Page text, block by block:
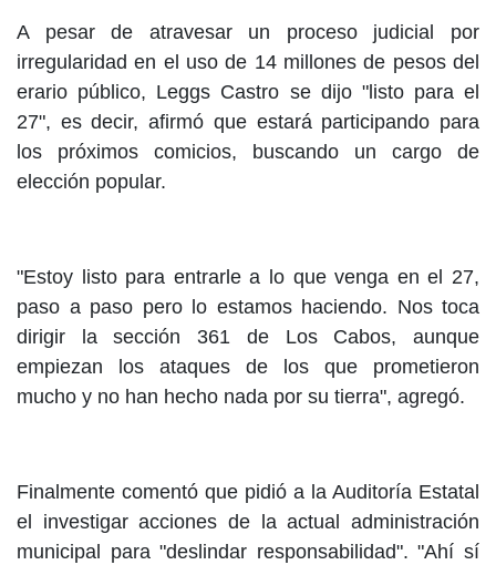
A pesar de atravesar un proceso judicial por
irregularidad en el uso de 14 millones de pesos del
erario público, Leggs Castro se dijo "listo para el
27", es decir, afirmó que estará participando para
los próximos comicios, buscando un cargo de
elección popular.
"Estoy listo para entrarle a lo que venga en el 27,
paso a paso pero lo estamos haciendo. Nos toca
dirigir la sección 361 de Los Cabos, aunque
empiezan los ataques de los que prometieron
mucho y no han hecho nada por su tierra", agregó.
Finalmente comentó que pidió a la Auditoría Estatal
el investigar acciones de la actual administración
municipal para "deslindar responsabilidad". "Ahí sí